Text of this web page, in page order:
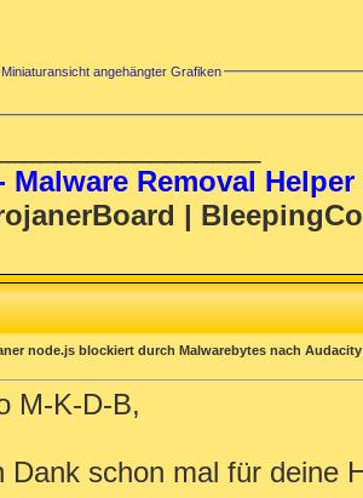
Miniaturansicht angehängter Grafiken
Malware Removal
|
node.js blockiert durch Malwarebytes nach
M-K-D-B,
Dank schon mal für deine